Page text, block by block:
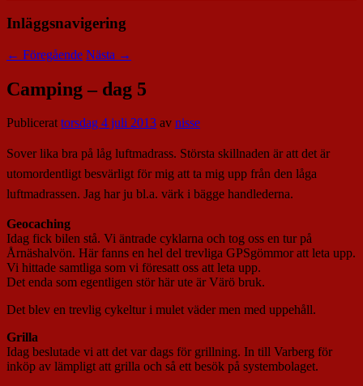
Inläggsnavigering
← Föregående Nästa →
Camping – dag 5
Publicerattorsdag 4 juli 2013 av nisse
Sover lika bra på låg luftmadrass. Största skillnaden är att det är
utomordentligt besvärligt för mig att ta mig upp från den låga
luftmadrassen. Jag har ju bl.a. värk i bägge handlederna.
Geocaching
Idag fick bilen stå. Vi äntrade cyklarna och tog oss en tur på
Årnäshalvön. Här fanns en hel del trevliga GPSgömmor att leta upp.
Vi hittade samtliga som vi föresatt oss att leta upp.
Det enda som egentligen stör här ute är Värö bruk.
Det blev en trevlig cykeltur i mulet väder men med uppehåll.
Grilla
Idag beslutade vi att det var dags för grillning. In till Varberg för
inköp av lämpligt att grilla och så ett besök på systembolaget.